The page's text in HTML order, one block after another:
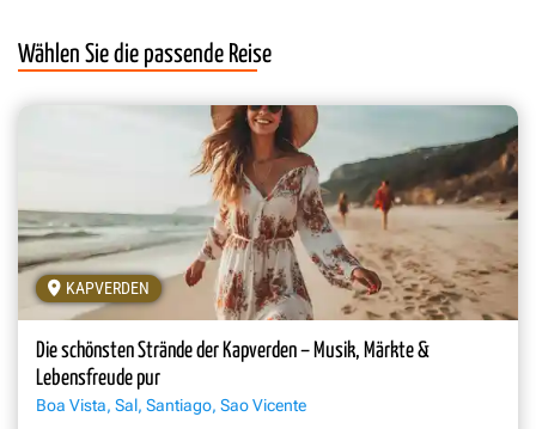
Wählen Sie die passende Reise
KAPVERDEN
Die schönsten Strände der Kapverden – Musik, Märkte &
Lebensfreude pur
Boa Vista, Sal, Santiago, Sao Vicente